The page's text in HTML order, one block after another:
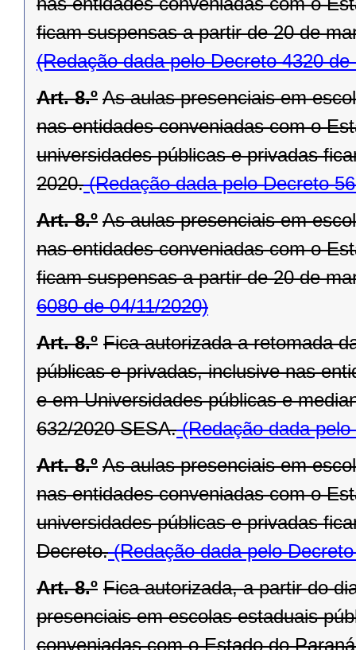
ficam suspensas a partir de 20 de
(Redação dada pelo Decreto 4320 de
Art. 8.º As aulas presenciais em
nas entidades conveniadas com o
universidades públicas e privadas
2020.(Redação dada pelo Decreto
Art. 8.º As aulas presenciais em
nas entidades conveniadas com o
ficam suspensas a partir de 20 de
6080 de 04/11/2020)
Art. 8.º Fica autorizada a retomada
públicas e privadas, inclusive nas
e em Universidades públicas e
632/2020 SESA.(Redação dada pelo
Art. 8.º As aulas presenciais em
nas entidades conveniadas com o
universidades públicas e privadas
Decreto.(Redação dada pelo
Art. 8.º Fica autorizada, a partir do
presenciais em escolas estaduais
conveniadas com o Estado do